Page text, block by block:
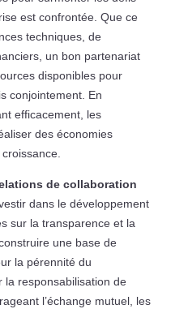
est confrontée. Que ce
techniques, de
un bon partenariat
disponibles pour
conjointement. En
efficacement, les
des économies
de collaboration
dans le développement
sur la transparence et la
une base de
la pérennité du
la responsabilisation de
l’échange mutuel, les